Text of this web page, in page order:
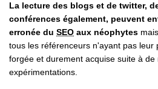
La lecture des blogs et de twitter,
conférences également, peuvent
erronée du SEO aux néophytes
tous les référenceurs n'ayant pas leur
forgée et durement acquise suite à de
expérimentations.